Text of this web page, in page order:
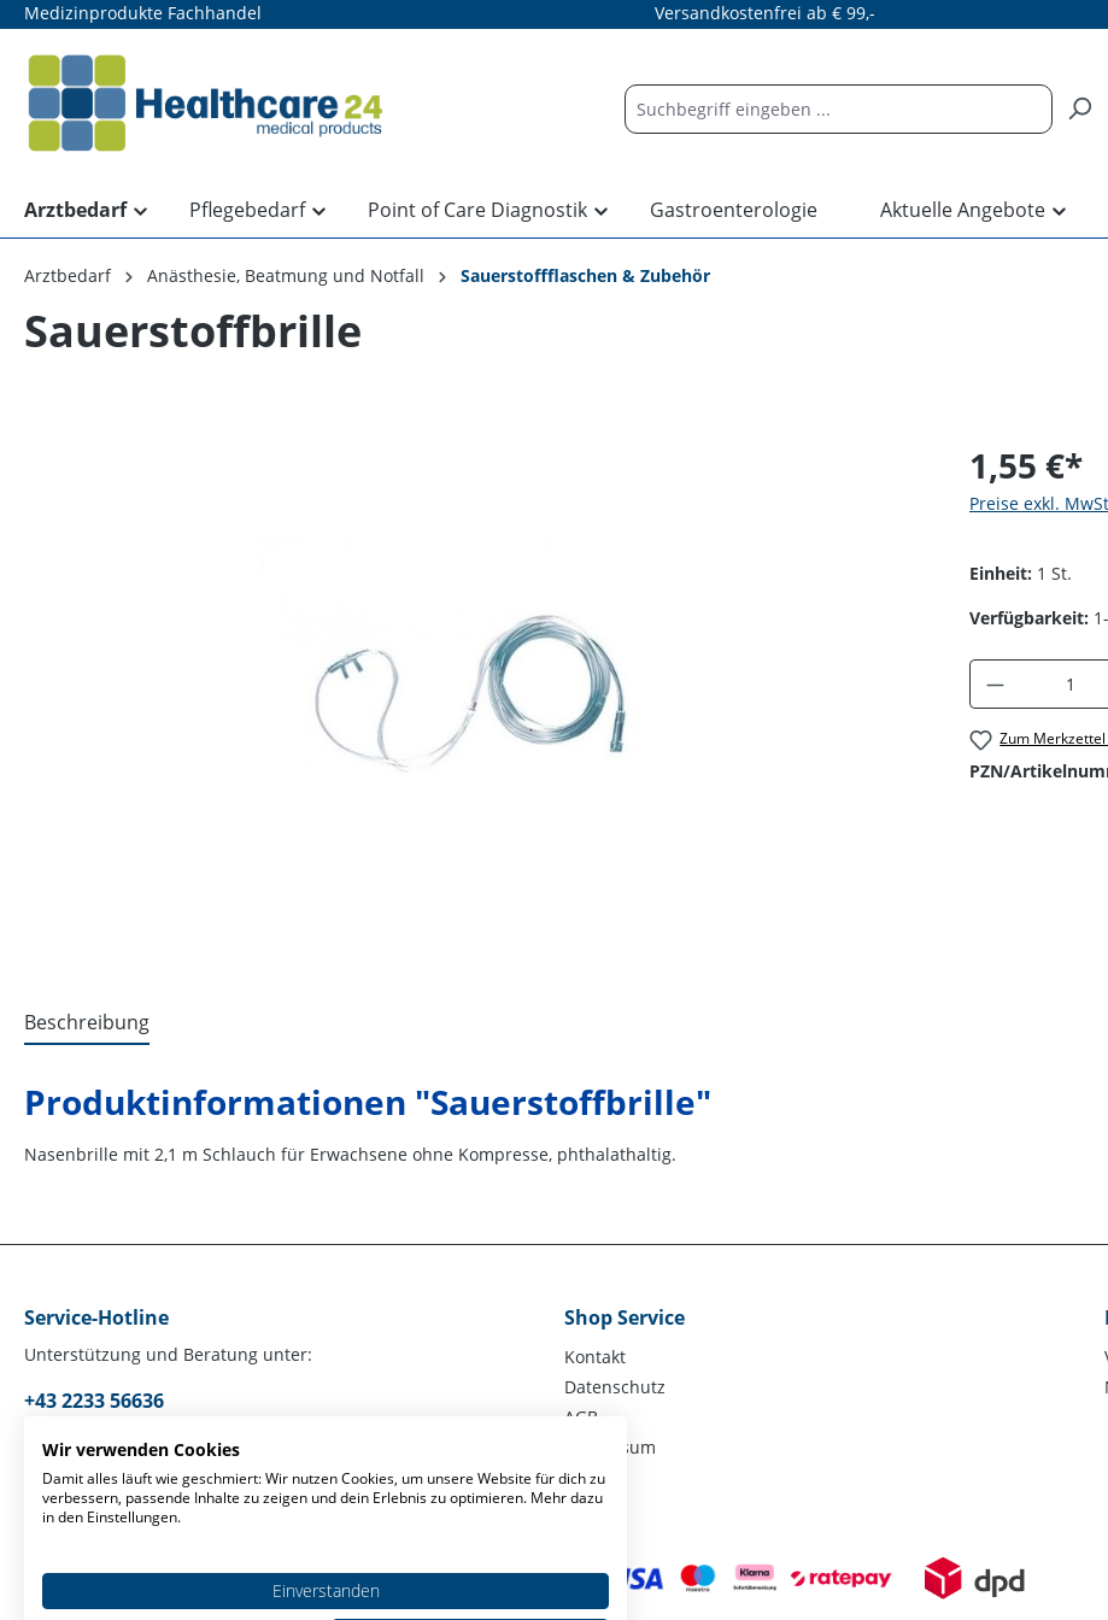
Zur Hauptnavigation springen
Medizinprodukte Fachhandel Versandkostenfrei ab € 99,-
Arztbedarf Pflegebedarf Point of Care Diagnostik Gastroenterologie Aktuelle Angebote
Arztbedarf Anästhesie, Beatmung und Notfall Sauerstoffflaschen & Zubehör
Sauerstoffbrille
1,55 €*
Preise exkl.
Einheit: 1 St.
Verfügbarkeit:
Produkt
Zum
PZN/
Beschreibung
Produktinformationen "Sauerstoffbrille"
Nasenbrille mit 2,1 m Schlauch für Erwachsene ohne Kompresse, phthalathaltig.
Service-Hotline
Unterstützung und Beratung unter:
+43 2233 56636
Mo-Fr, 09:00 - 17:00 Uhr
Oder über unserKontaktformular.
Shop Service
Kontakt
Datenschutz
AGB
Impressum
Wir verwenden Cookies
Damit alles läuft wie geschmiert: Wir nutzen Cookies, um unsere Website für dich zu
verbessern, passende Inhalte zu zeigen und dein Erlebnis zu optimieren. Mehr dazu
in den Einstellungen.
Einverstanden